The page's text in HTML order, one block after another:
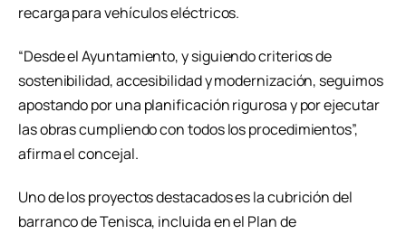
recarga para vehículos eléctricos.
“Desde el Ayuntamiento, y siguiendo criterios de
sostenibilidad, accesibilidad y modernización, seguimos
apostando por una planificación rigurosa y por ejecutar
las obras cumpliendo con todos los procedimientos”,
afirma el concejal.
Uno de los proyectos destacados es la cubrición del
barranco de Tenisca, incluida en el Plan de